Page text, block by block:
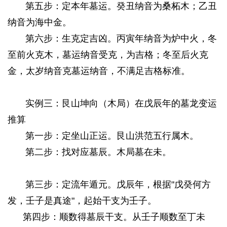
第五步：定本年墓运。癸丑纳音为桑柘木；乙丑
纳音为海中金。
第六步：生克定吉凶。丙寅年纳音为炉中火，冬
至前火克木，墓运纳音受克，为吉格；冬至后火克
金，太岁纳音克墓运纳音，不满足吉格标准。
实例三：艮山坤向（木局）在戊辰年的墓龙变运
推算
第一步：定坐山正运。艮山洪范五行属木。
第二步：找对应墓辰。木局墓在未。
第三步：定流年遁元。戊辰年，根据"戊癸何方
发，壬子是真途"，起始干支为壬子。
第四步：顺数得墓辰干支。从壬子顺数至丁未